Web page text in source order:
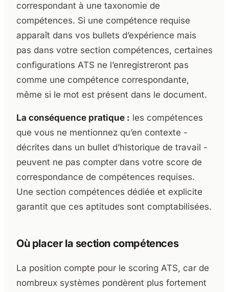
correspondant à une taxonomie de
compétences. Si une compétence requise
apparaît dans vos bullets d’expérience mais
pas dans votre section compétences, certaines
configurations ATS ne l’enregistreront pas
comme une compétence correspondante,
même si le mot est présent dans le document.
La conséquence pratique : les compétences
que vous ne mentionnez qu’en contexte -
décrites dans un bullet d’historique de travail -
peuvent ne pas compter dans votre score de
correspondance de compétences requises.
Une section compétences dédiée et explicite
garantit que ces aptitudes sont comptabilisées.
Où placer la section compétences
La position compte pour le scoring ATS, car de
nombreux systèmes pondèrent plus fortement